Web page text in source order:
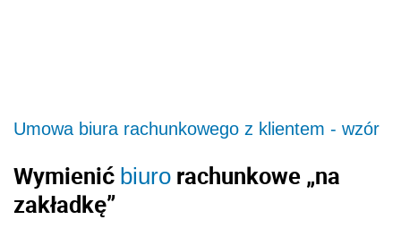
Umowa biura rachunkowego z klientem - wzór
Wymienić biuro rachunkowe „na
zakładkę”